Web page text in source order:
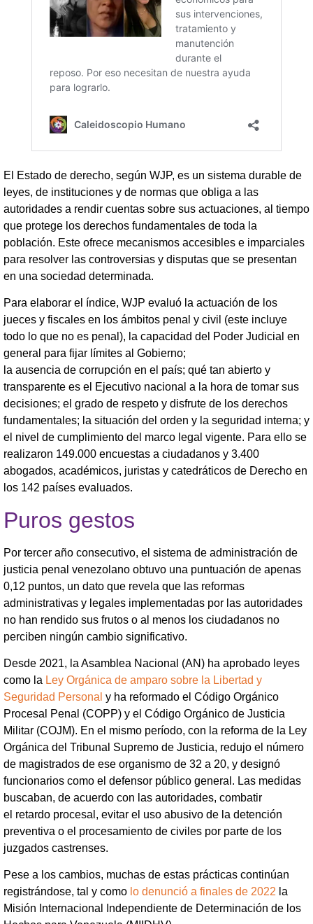
El Estado de derecho, según WJP, es un sistema durable de
leyes, de instituciones y de normas que obliga a las
autoridades a rendir cuentas sobre sus actuaciones, al tiempo
que protege los derechos fundamentales de toda la
población. Este ofrece mecanismos accesibles e imparciales
para resolver las controversias y disputas que se presentan
en una sociedad determinada.
Para elaborar el índice, WJP evaluó la actuación de los
jueces y fiscales en los ámbitos penal y civil (este incluye
todo lo que no es penal), la capacidad del Poder Judicial en
general para fijar límites al Gobierno;
la ausencia de corrupción en el país; qué tan abierto y
transparente es el Ejecutivo nacional a la hora de tomar sus
decisiones; el grado de respeto y disfrute de los derechos
fundamentales; la situación del orden y la seguridad interna; y
el nivel de cumplimiento del marco legal vigente. Para ello se
realizaron 149.000 encuestas a ciudadanos y 3.400
abogados, académicos, juristas y catedráticos de Derecho en
los 142 países evaluados.
Puros gestos
Por tercer año consecutivo, el sistema de administración de
justicia penal venezolano obtuvo una puntuación de apenas
0,12 puntos, un dato que revela que las reformas
administrativas y legales implementadas por las autoridades
no han rendido sus frutos o al menos los ciudadanos no
perciben ningún cambio significativo.
Desde 2021, la Asamblea Nacional (AN) ha aprobado leyes
como la Ley Orgánica de amparo sobre la Libertad y
Seguridad Personal y ha reformado el Código Orgánico
Procesal Penal (COPP) y el Código Orgánico de Justicia
Militar (COJM). En el mismo período, con la reforma de la Ley
Orgánica del Tribunal Supremo de Justicia, redujo el número
de magistrados de ese organismo de 32 a 20, y designó
funcionarios como el defensor público general. Las medidas
buscaban, de acuerdo con las autoridades, combatir
el retardo procesal, evitar el uso abusivo de la detención
preventiva o el procesamiento de civiles por parte de los
juzgados castrenses.
Pese a los cambios, muchas de estas prácticas continúan
registrándose, tal y como lo denunció a finales de 2022 la
Misión Internacional Independiente de Determinación de los